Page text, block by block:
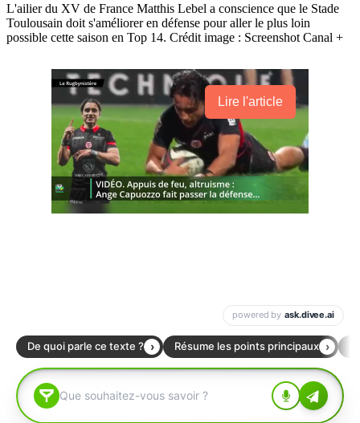
L'ailier du XV de France Matthis Lebel a conscience que le Stade
Toulousain doit s'améliorer en défense pour aller le plus loin
possible cette saison en Top 14. Crédit image : Screenshot Canal +
Lire l'article